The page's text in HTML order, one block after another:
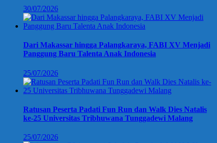
30/07/2026
Dari Makassar hingga Palangkaraya, FABI XV Menjadi
Panggung Baru Talenta Anak Indonesia
25/07/2026
Ratusan Peserta Padati Fun Run dan Walk Dies Natalis
ke-25 Universitas Tribhuwana Tunggadewi Malang
25/07/2026